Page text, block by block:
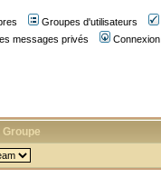
Groupes d'utilisateurs
messages privés Connexion
Groupe